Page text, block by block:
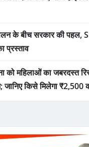
के बीच सरकार की
प्रस्ताव
को महिलाओं का जबरदस्त
जानिए किसे मिलेगा ₹2,500